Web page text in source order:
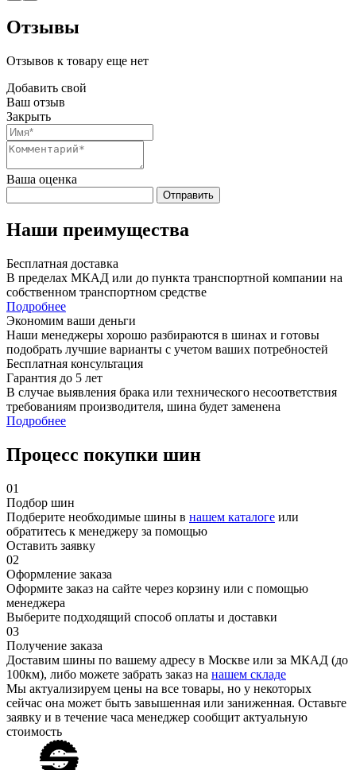
Отзывы
Отзывов к товару еще нет
Добавить свой
Ваш отзыв
Закрыть
Ваша оценка
Отправить
Наши преимущества
Бесплатная доставка
В пределах МКАД или до пункта транспортной компании на
собственном транспортном средстве
Подробнее
Экономим ваши деньги
Наши менеджеры хорошо разбираются в шинах и готовы
подобрать лучшие варианты с учетом ваших потребностей
Бесплатная консультация
Гарантия до 5 лет
В случае выявления брака или технического несоответствия
требованиям производителя, шина будет заменена
Подробнее
Процесс покупки шин
01
Подбор шин
Подберите необходимые шины в нашем каталоге или
обратитесь к менеджеру за помощью
Оставить заявку
02
Оформление заказа
Оформите заказ на сайте через корзину или с помощью
менеджера
Выберите подходящий способ оплаты и доставки
03
Получение заказа
Доставим шины по вашему адресу в Москве или за МКАД (до
100км), либо можете забрать заказ на нашем складе
Мы актуализируем цены на все товары, но у некоторых
сейчас она может быть завышенная или заниженная. Оставьте
заявку и в течение часа менеджер сообщит актуальную
стоимость